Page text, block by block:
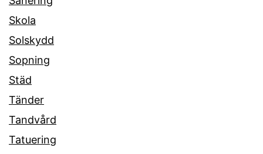
Skola
Solskydd
Sopning
Städ
Tänder
Tandvård
Tatuering